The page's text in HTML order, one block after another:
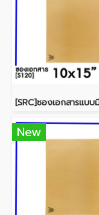
New